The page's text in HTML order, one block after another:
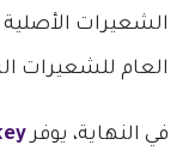
الشعيرات الأصلية
العام للشعيرات
في النهاية، يوفر